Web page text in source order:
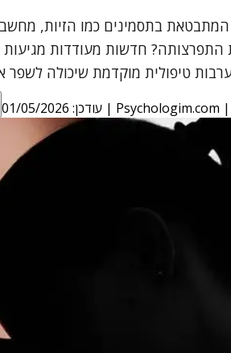
בתסמינים כמו הזיות,
חדשות מעודדות מגיעות
טיפולית מוקדמת שיכולה לשפר
| | עודכן: 01/05/2026